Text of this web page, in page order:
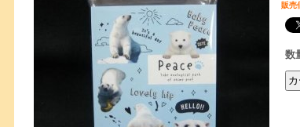
販売
数